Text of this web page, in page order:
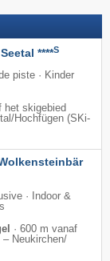
****S
piste · Kinder
het skigebied
​Hochfügen (SKi-
· Indoor &
· 600 m vanaf
– Neukirchen/​